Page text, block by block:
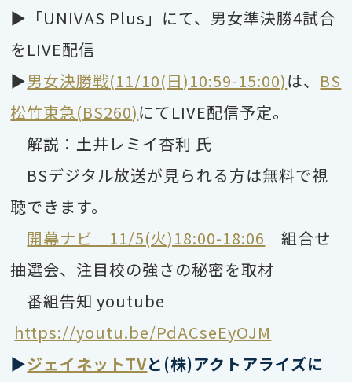
▶「UNIVAS Plus」にて、男女準決勝4試合
をLIVE配信
▶男女決勝戦(11/10(日)10:59-15:00)は、 BS
松竹東急(BS260)にてLIVE配信予定。
解説：土井レミイ杏利 氏
BSデジタル放送が見られる方は無料で視
聴できます。
開幕ナビ 11/5(火)18:00-18:06 組合せ
抽選会、注目校の強さの秘密を取材
番組告知 youtube
https://youtu.be/PdACseEyOJM
▶ジェイネットTVと(株)アクトアライズに